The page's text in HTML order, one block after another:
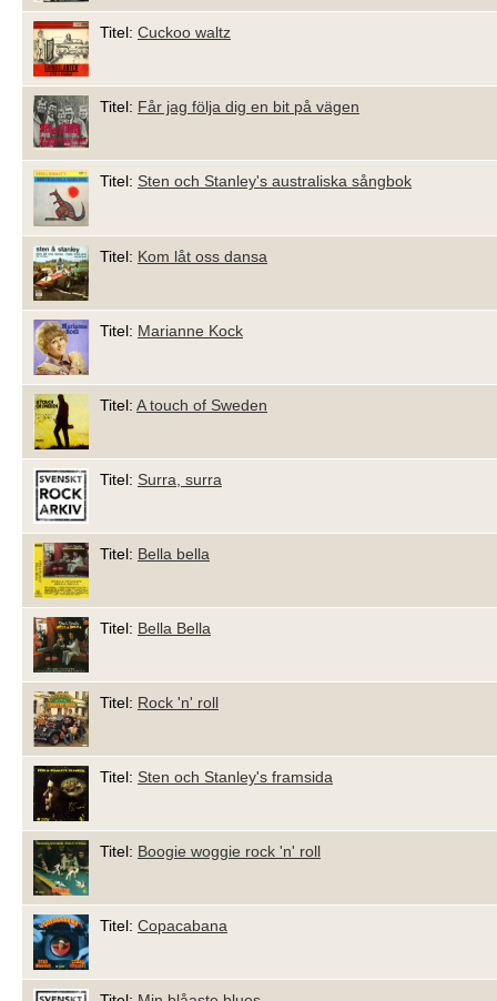
Titel: Cuckoo waltz
Titel: Får jag följa dig en bit på vägen
Titel: Sten och Stanley's australiska sångbok
Titel: Kom låt oss dansa
Titel: Marianne Kock
Titel: A touch of Sweden
Titel: Surra, surra
Titel: Bella bella
Titel: Bella Bella
Titel: Rock 'n' roll
Titel: Sten och Stanley's framsida
Titel: Boogie woggie rock 'n' roll
Titel: Copacabana